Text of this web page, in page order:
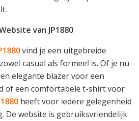
van JP1880
vind je een uitgebreide
casual als formeel is. Of je nu
elegante blazer voor een
of een comfortabele t-shirt voor
heeft voor iedere gelegenheid
De website is gebruiksvriendelijk